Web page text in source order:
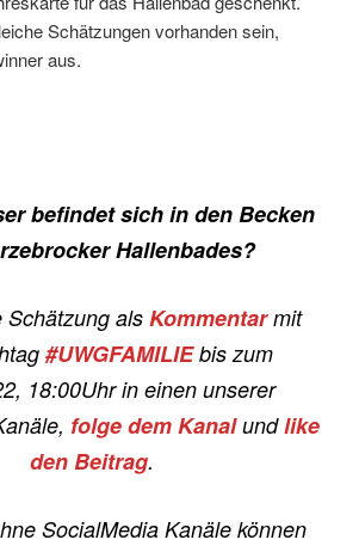
Schätzungen vorhanden sein,
aus.
befindet sich in den Becken
Hallenbades?
Schätzung als Kommentarmit
#UWGFAMILIEbis zum
18:00Uhr in einen unserer
folge dem Kanalundlike
den Beitrag.
SocialMedia Kanäle können